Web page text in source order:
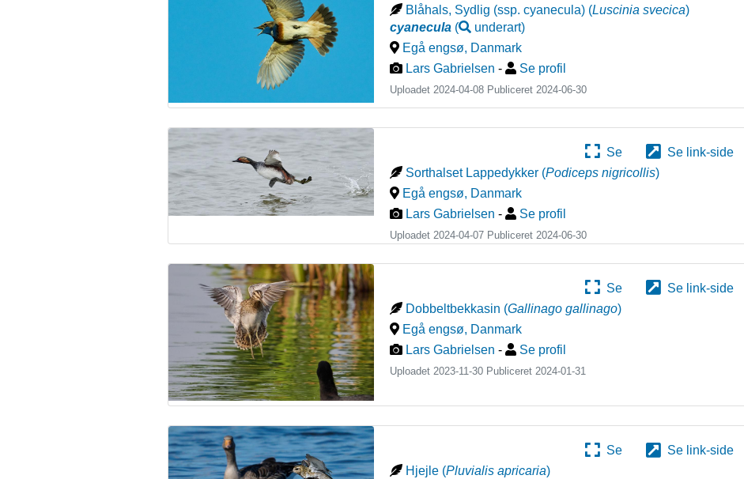
Blåhals, Sydlig (ssp. cyanecula) (Luscinia svecica)
cyanecula ( underart)
Egå engsø, Danmark
Lars Gabrielsen - Se profil
Uploadet 2024-04-08 Publiceret2024-06-30
Se
Se link-side
Sorthalset Lappedykker (Podiceps nigricollis)
Egå engsø, Danmark
Lars Gabrielsen - Se profil
Uploadet 2024-04-07 Publiceret 2024-06-30
Se
Se link-side
Dobbeltbekkasin (Gallinago gallinago)
Egå engsø, Danmark
Lars Gabrielsen - Se profil
Uploadet 2023-11-30 Publiceret 2024-01-31
Se
Se link-side
Hjejle (Pluvialis apricaria)